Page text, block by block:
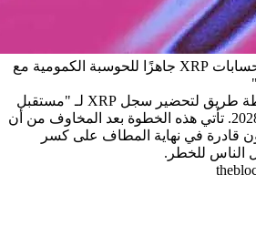
ريبل تتسابق لجعل دفتر حسابات XRP جاهزًا للحوسبة الكمومية مع
كشفت الشركة عن خارطة طريق لتحضير سجل XRP لـ "مستقبل
ما بعد الكم" بحلول عام 2028. تأتي هذه الخطوة بعد المخاوف من أن
قادرة في نهاية المطاف على كسر
الناس للخطر.